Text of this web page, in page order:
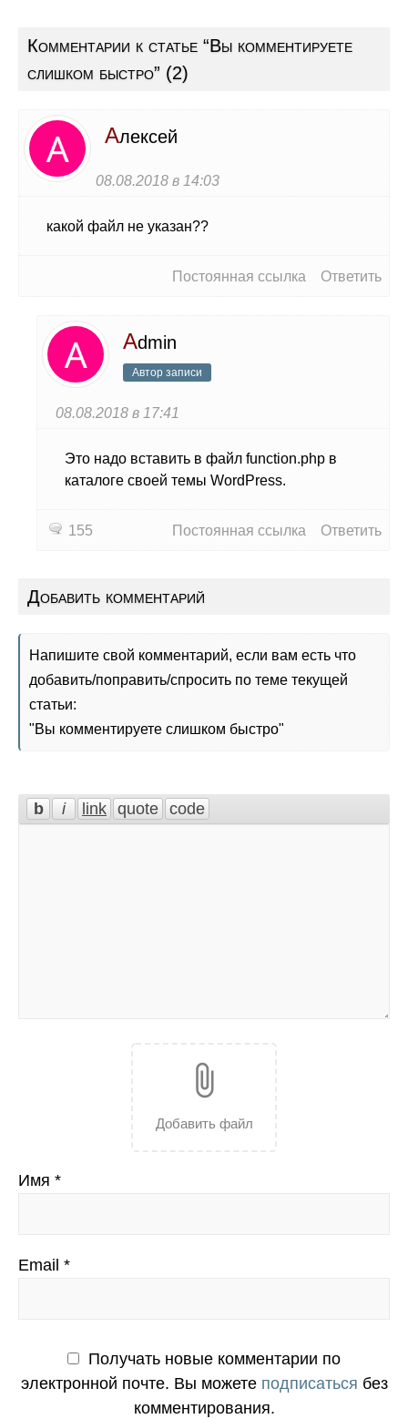
Комментарии к статье “Вы комментируете
слишком быстро” (2)
Алексей
08.08.2018 в 14:03
какой файл не указан??
Постоянная ссылка Ответить
Admin
Автор записи
08.08.2018 в 17:41
Это надо вставить в файл function.php в
каталоге своей темы WordPress.
155 Постоянная ссылка Ответить
Добавить комментарий
Напишите свой комментарий, если вам есть что
добавить/поправить/спросить по теме текущей
статьи:
"Вы комментируете слишком быстро"
attach_file
Добавить файл
Имя *
Email *
Получать новые комментарии по
электронной почте. Вы можете подписаться без
комментирования.